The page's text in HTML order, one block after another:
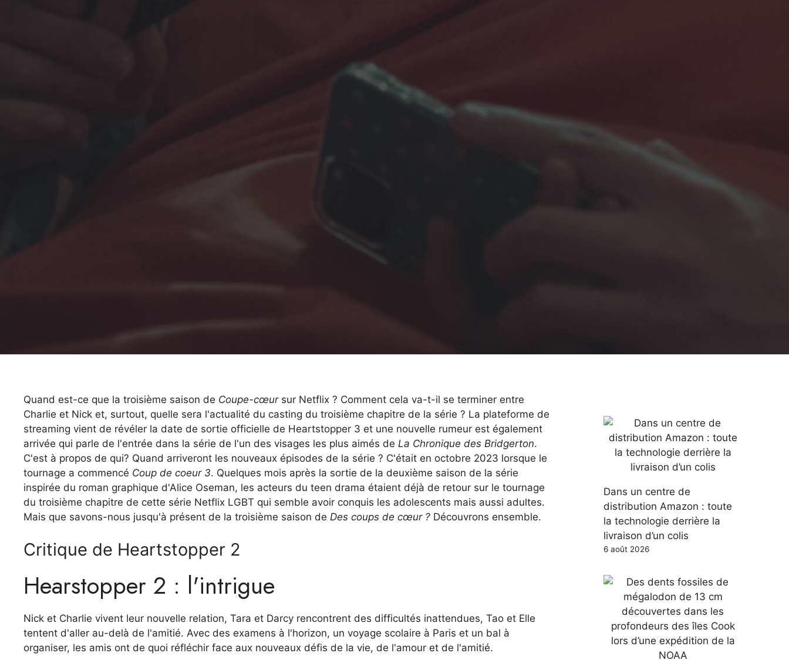
Quand est-ce que la troisième saison de Coupe-cœursur Netflix ? Comment cela va-t-il se terminer entre
Charlie et Nick et, surtout, quelle sera l'actualité du casting du troisième chapitre de la série ? La plateforme de
streaming vient de révéler la date de sortie officielle de Heartstopper 3 et une nouvelle rumeur est également
arrivée qui parle de l'entrée dans la série de l'un des visages les plus aimés de La Chronique des Bridgerton.
C'est à propos de qui? Quand arriveront les nouveaux épisodes de la série ? C'était en octobre 2023 lorsque le
tournage a commencé Coup de coeur 3. Quelques mois après la sortie de la deuxième saison de la série
inspirée du roman graphique d'Alice Oseman, les acteurs du teen drama étaient déjà de retour sur le tournage
du troisième chapitre de cette série Netflix LGBT qui semble avoir conquis les adolescents mais aussi adultes.
Mais que savons-nous jusqu'à présent de la troisième saison de Des coups de cœur ? Découvrons ensemble.
Critique de Heartstopper 2
Hearstopper 2 : l'intrigue
Nick et Charlie vivent leur nouvelle relation, Tara et Darcy rencontrent des difficultés inattendues, Tao et Elle
tentent d'aller au-delà de l'amitié. Avec des examens à l'horizon, un voyage scolaire à Paris et un bal à
organiser, les amis ont de quoi réfléchir face aux nouveaux défis de la vie, de l'amour et de l'amitié.
Dans un centre de
distribution Amazon : toute
la technologie derrière la
livraison d’un colis
6 août 2026